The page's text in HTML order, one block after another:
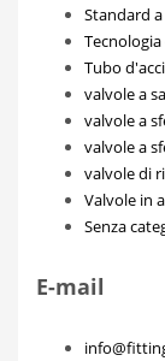
Standard
Tubo
valvole a
valvole a
valvole a
valvole di
Valvole in
Senza
E-mail